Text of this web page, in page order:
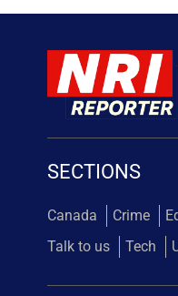
SECTIONS
Canada Crime
Talk to us
Tech